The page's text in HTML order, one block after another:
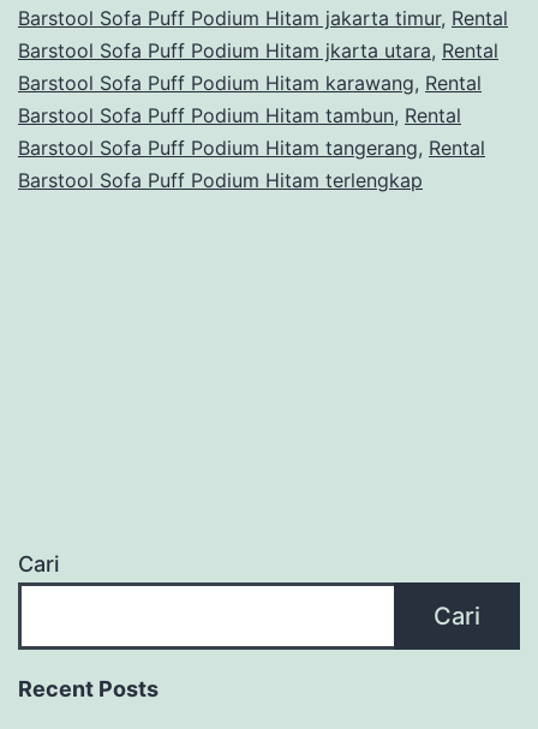
Barstool Sofa Puff Podium Hitam jakarta timur, Rental
Barstool Sofa Puff Podium Hitam jkarta utara, Rental
Barstool Sofa Puff Podium Hitam karawang, Rental
Barstool Sofa Puff Podium Hitam tambun, Rental
Barstool Sofa Puff Podium Hitam tangerang, Rental
Barstool Sofa Puff Podium Hitam terlengkap
Cari
Cari
Recent Posts